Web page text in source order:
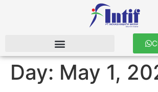
Day: May 1,